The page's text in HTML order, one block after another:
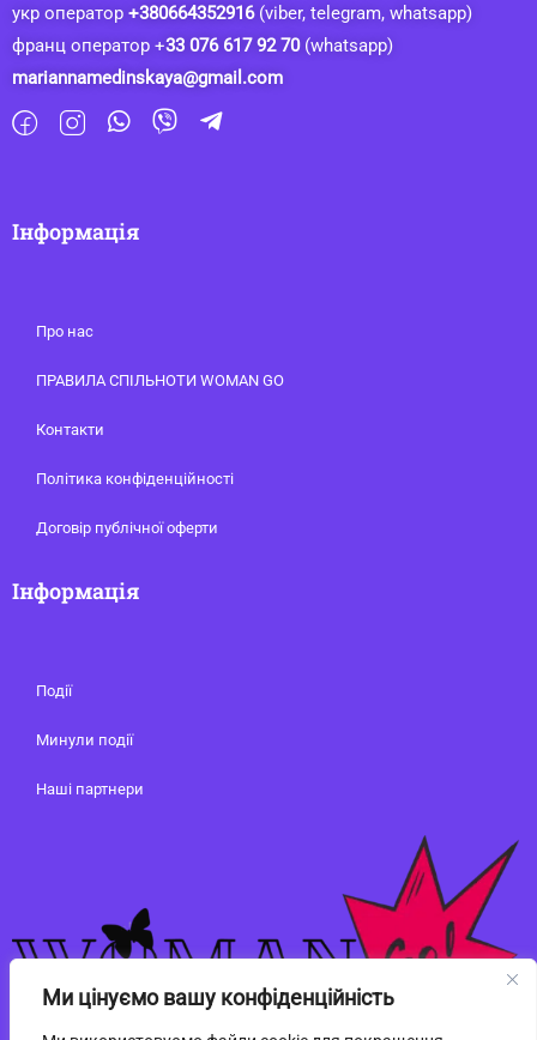
Ми цінуємо вашу конфіденційність
укр оператор +380664352916(viber, telegram, whatsapp)
франц оператор +33 076 617 92 70(whatsapp)
mariannamedinskaya@gmail.com
Інформація
Про нас
ПРАВИЛА СПІЛЬНОТИ WOMAN GO
Контакти
Політика конфіденційності
Договір публічної оферти
Інформація
Події
Минули події
Наші партнери